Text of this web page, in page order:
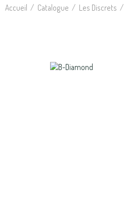
Accueil Catalogue Les Discrets